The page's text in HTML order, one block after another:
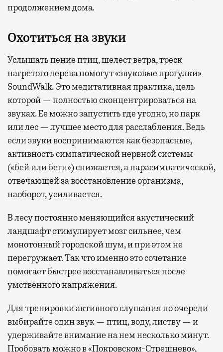
продолжением дома.
Охотиться на звуки
Услышать пение птиц, шелест ветра, треск
нагретого дерева помогут «звуковые прогулки»
SoundWalk. Это медитативная практика, цель
которой — полностью сконцентрироваться на
звуках. Ее можно запустить где угодно, но парк
или лес — лучшее место для расслабления. Ведь
если звуки воспринимаются как безопасные,
активность симпатической нервной системы
(«бей или беги») снижается, а парасимпатической,
отвечающей за восстановление организма,
наоборот, усиливается.
В лесу постоянно меняющийся акустический
ландшафт стимулирует мозг сильнее, чем
монотонный городской шум, и при этом не
перегружает. Так что именно это сочетание
помогает быстрее восстанавливаться после
умственного напряжения.
Для тренировки активного слушания по очереди
выбирайте один звук — птиц, воду, листву — и
удерживайте внимание на нем несколько минут.
Пробовать можно в «Покровском-Стрешнево»,